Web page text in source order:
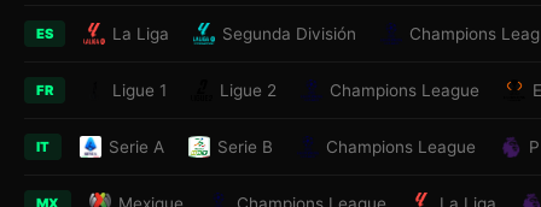
ES La Liga Segunda División Champions
FR Ligue 1 Ligue 2 Champions League
IT Serie A Serie B Champions League